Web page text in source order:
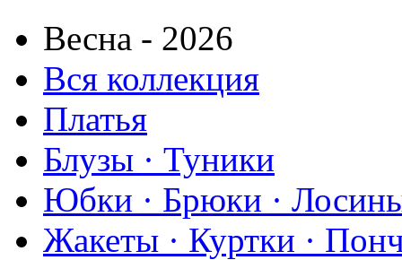
Весна - 2026
Вся коллекция
Платья
Блузы · Туники
Юбки · Брюки ·
Жакеты · Куртки ·